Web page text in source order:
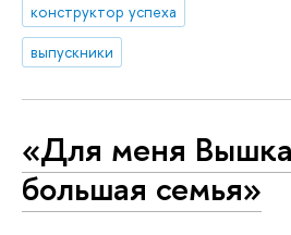
конструктор успеха
выпускники
«Для меня
большая семья»